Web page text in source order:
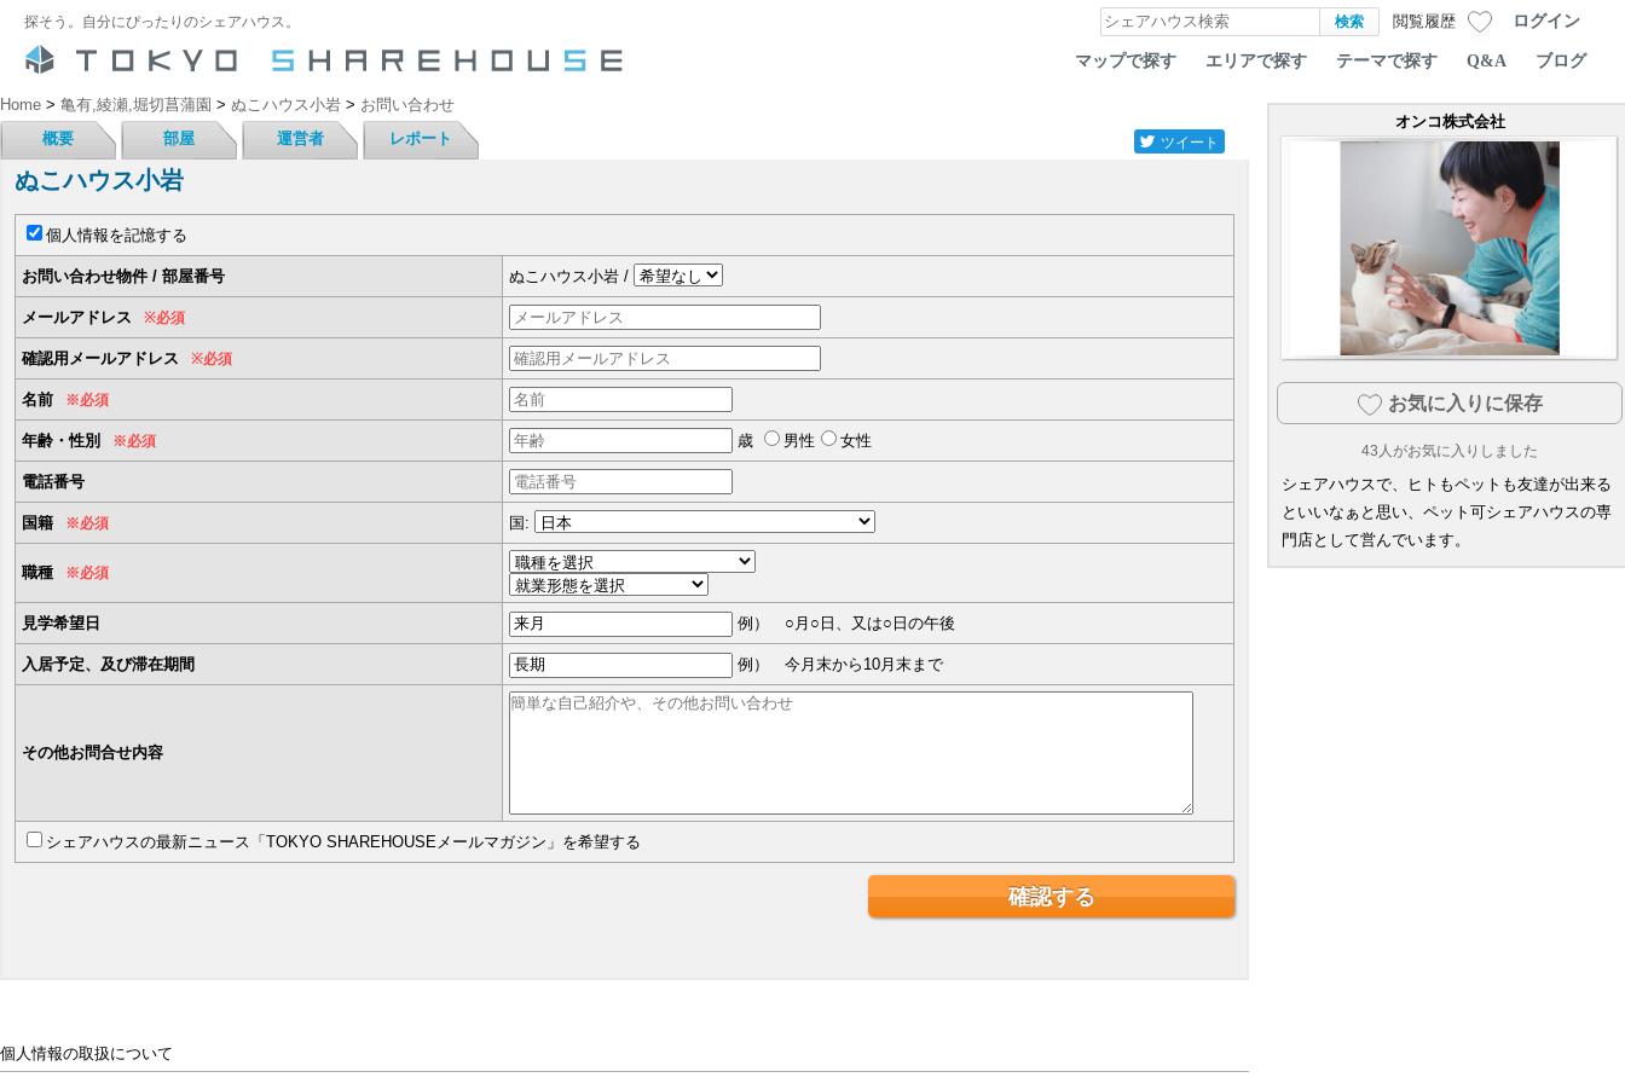
探そう。自分にぴったりのシェアハウス。 閲覧履歴 ログイン
マップで探す エリアで探す テーマで探す Q&A ブログ
Home > 亀有,綾瀬,堀切菖蒲園 > ぬこハウス小岩 > お問い合わせ
概要
部屋 運営者 レポート ツイート
ぬこハウス小岩
個人情報を記憶する
お問い合わせ物件 / 部屋番号 ぬこハウス小岩 /
メールアドレス ※必須
確認用メールアドレス ※必須
名前 ※必須
年齢・性別 ※必須 歳 男性 女性
電話番号
国籍 ※必須 国:
職種 ※必須
見学希望日 例） ○月○日、又は○日の午後
入居予定、及び滞在期間 例） 今月末から10月末まで
その他お問合せ内容
シェアハウスの最新ニュース「TOKYO SHAREHOUSEメールマガジン」を希望する
個人情報の取扱について
オンコ株式会社
お気に入りに保存
43 人がお気に入りしました
シェアハウスで、ヒトもペットも友達が出来る
といいなぁと思い、ペット可シェアハウスの専
門店として営んでいます。